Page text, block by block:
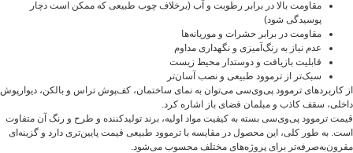
مقاومت بالا در برابر رطوبت و آب (برخلاف چوب طبیعی که ممکن است دچار
پوسیدگی شود)
مقاومت در برابر حشرات و موریانه‌ها
عدم نیاز به رنگ‌آمیزی و نگهداری مداوم
قابلیت بازیافت و دوستدار محیط زیست
سبک‌تر از ترموود طبیعی و نصب آسان‌تر
از کاربردهای ترموود پی‌وی‌سی می‌توان به نمای ساختمان، کف‌پوش تراس و بالکن، دیوارپوش
داخلی، سقف کاذب و مبلمان فضای باز اشاره کرد.
قیمت ترموود پی‌وی‌سی بسته به کیفیت مواد اولیه، برند تولیدکننده و طرح و رنگ آن متفاوت
است. به طور کلی، این محصول در مقایسه با ترموود طبیعی قیمت پایین‌تری دارد و گزینه‌ای
مقرون‌به‌صرفه‌تر برای پروژه‌های مختلف محسوب می‌شود.